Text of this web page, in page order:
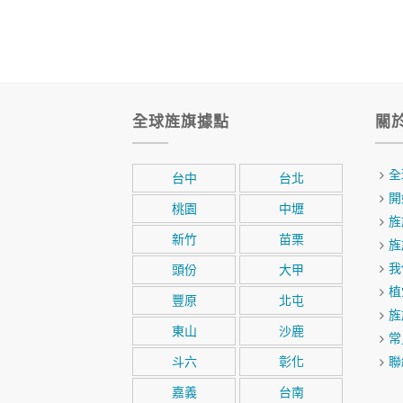
全球旌旗據點
台中 台北
桃園 中壢
新竹 苗栗
頭份 大甲
豐原 北屯
東山 沙鹿
斗六 彰化
嘉義 台南
關